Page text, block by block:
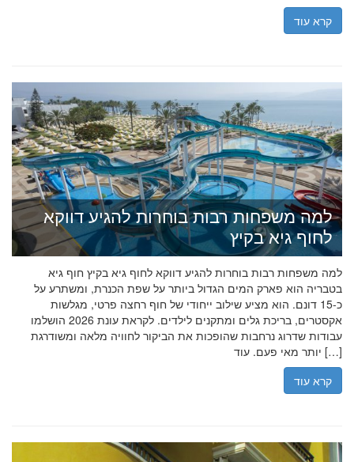
קרא עוד
למה משפחות רבות בוחרות להגיע דווקא
לחוף גיא בקיץ
למה משפחות רבות בוחרות להגיע דווקא לחוף גיא בקיץ חוף גיא
בטבריה הוא פארק המים הגדול ביותר על שפת הכנרת, ומשתרע על
כ-15 דונם. הוא מציע שילוב ייחודי של חוף רחצה פרטי, מגלשות
אקסטרים, בריכת גלים ומתקנים לילדים. לקראת עונת 2026 הושלמו
עבודות שדרוג נרחבות שהופכות את הביקור לחוויה מלאה ומשודרגת
יותר מאי פעם. עוד […]
קרא עוד